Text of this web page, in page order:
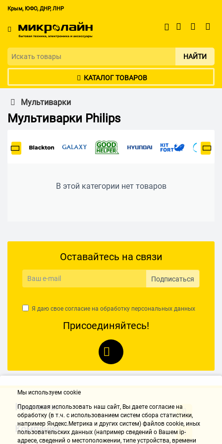
Крым, ЮФО, ДНР, ЛНР
НАЙТИ
КАТАЛОГ ТОВАРОВ
Мультиварки
Мультиварки Philips
В этой категории нет товаров
Оставайтесь на связи
Подписаться
Я даю свое согласие на обработку персональных данных
Присоединяйтесь!
Контакты
Компания
Мы используем cookie
Продолжая использовать наш cайт, Вы даете согласие на
обработку (в т.ч. с использованием систем сбора статистики,
например Яндекс.Метрика и других систем) файлов cookie, иных
пользовательских данных (например сведений о Вашем ip-
адресе, сведений о местоположении, типе устройства, времени